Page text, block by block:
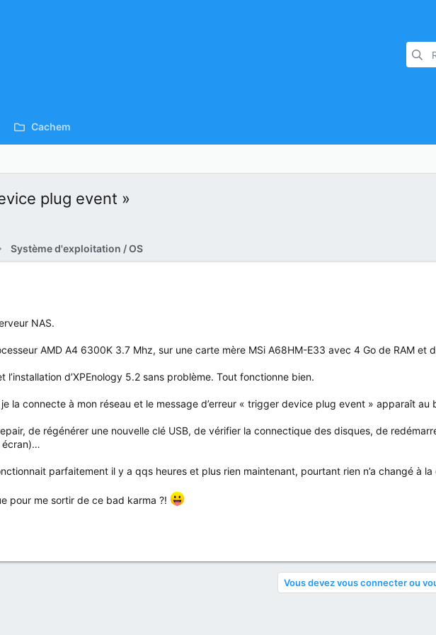
Cachem
plug event »
Système d'exploitation / OS
NAS.
AMD A4 6300K 3.7 Mhz, sur une carte mère MSi A68HM-E33 avec 4 Go de RAM et
d’XPEnology 5.2 sans problème. Tout fonctionne bien.
la connecte à mon réseau et le message d’erreur « trigger device plug event » apparaît au
de régénérer une nouvelle clé USB, de vérifier la connectique des disques, de
écran)…
parfaitement il y a qqs heures et plus rien maintenant, pourtant rien n’a changé à
pour me sortir de ce bad karma ?!
Vous devez vous connecter ou